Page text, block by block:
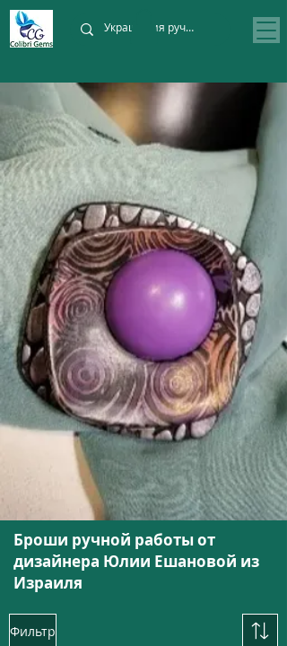
Броши ручной работы от
дизайнера Юлии Ешановой из
Израиля
Фильтр